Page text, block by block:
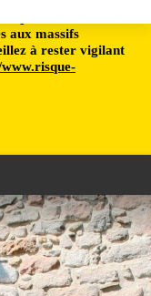
aux massifs
à rester vigilant